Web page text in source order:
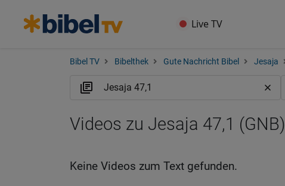
Live TV
Bibel TV Bibelthek Gute Nachricht Bibel Jesaja
Videos zu Jesaja 47,1 (GNB)
Keine Videos zum Text gefunden.